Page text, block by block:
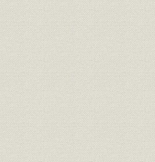
焦土からの出発と高度成長の軌
跡 1946●昭和21年→昭和46年
●1971
昭和36年
(1971年)